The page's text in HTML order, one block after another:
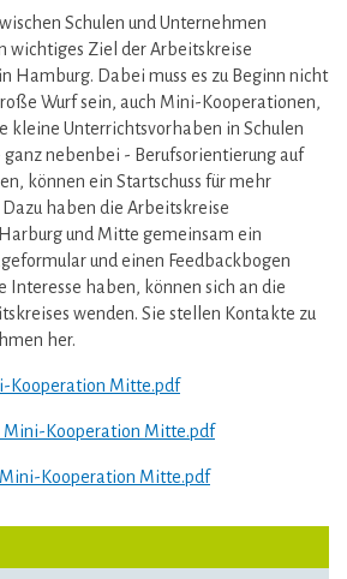
Schulen und Unternehmen
wichtiges Ziel der Arbeitskreise
Hamburg. Dabei muss es zu Beginn nicht
Wurf sein, auch Mini-Kooperationen,
kleine Unterrichtsvorhaben in Schulen
ganz nebenbei - Berufsorientierung auf
können ein Startschuss für mehr
haben die Arbeitskreise
Harburg und Mitte gemeinsam ein
und einen Feedbackbogen
Interesse haben, können sich an die
wenden. Sie stellen Kontakte zu
her.
Kooperation Mitte.pdf
Mini-Kooperation Mitte.pdf
Kooperation Mitte.pdf